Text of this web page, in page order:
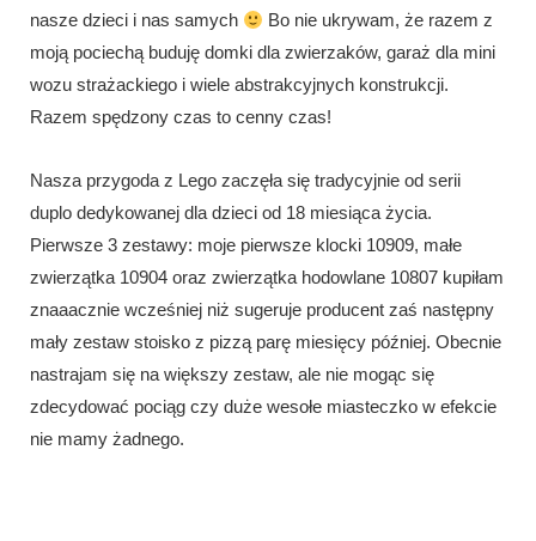
nasze dzieci i nas samych
Bo nie ukrywam, że razem z
moją pociechą buduję domki dla zwierzaków, garaż dla mini
wozu strażackiego i wiele abstrakcyjnych konstrukcji.
Razem spędzony czas to cenny czas!
Nasza przygoda z Lego zaczęła się tradycyjnie od serii
duplo dedykowanej dla dzieci od 18 miesiąca życia.
Pierwsze 3 zestawy: moje pierwsze klocki 10909, małe
zwierzątka 10904 oraz zwierzątka hodowlane 10807 kupiłam
znaaacznie wcześniej niż sugeruje producent zaś następny
mały zestaw stoisko z pizzą parę miesięcy później. Obecnie
nastrajam się na większy zestaw, ale nie mogąc się
zdecydować pociąg czy duże wesołe miasteczko w efekcie
nie mamy żadnego.